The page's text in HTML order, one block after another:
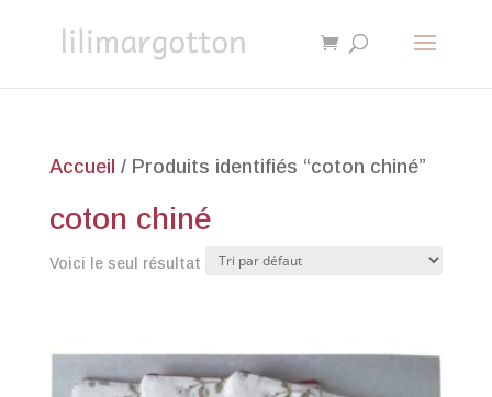
Accueil / Produits identifiés “coton chiné”
coton chiné
Voici le seul résultat